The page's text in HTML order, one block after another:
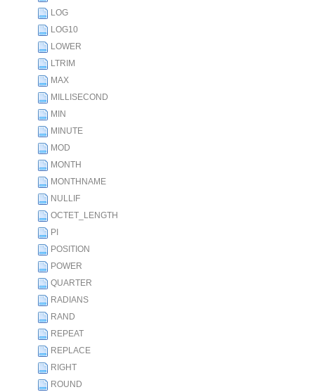
LOG
LOG10
LOWER
LTRIM
MAX
MILLISECOND
MIN
MINUTE
MOD
MONTH
MONTHNAME
NULLIF
OCTET_LENGTH
PI
POSITION
POWER
QUARTER
RADIANS
RAND
REPEAT
REPLACE
RIGHT
ROUND